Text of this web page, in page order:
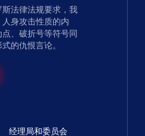
法律法规要求，我
身攻击性质的内
、破折号等符号同
的仇恨言论。
经理局和委员会